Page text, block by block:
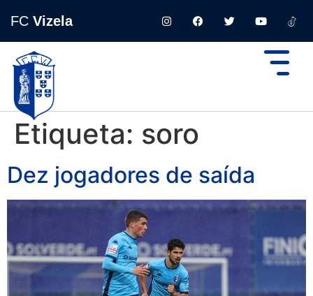
FC Vizela
Etiqueta: soro
Dez jogadores de saída